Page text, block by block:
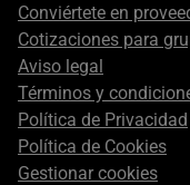
Conviértete en
Cotizaciones para
Aviso legal
Términos y
Política de Privacidad
Política de Cookies
Gestionar cookies